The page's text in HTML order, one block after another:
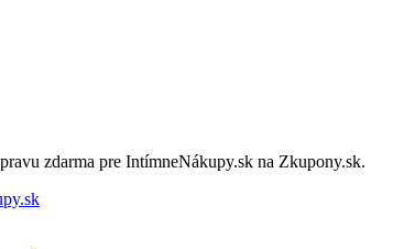
zdarma pre IntímneNákupy.sk na Zkupony.sk.